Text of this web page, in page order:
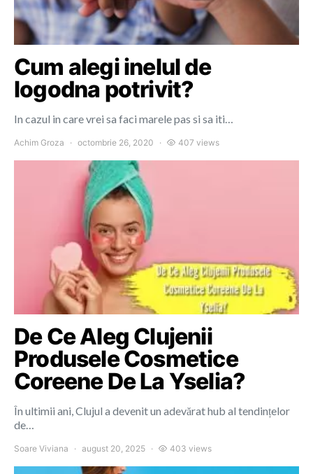
Cum alegi inelul de
logodna potrivit?
In cazul in care vrei sa faci marele pas si sa iti…
Achim Groza octombrie 26, 2020 407 views
De Ce Aleg Clujenii
Produsele Cosmetice
Coreene De La Yselia?
În ultimii ani, Clujul a devenit un adevărat hub al tendințelor
de…
Soare Viviana august 20, 2025 403 views